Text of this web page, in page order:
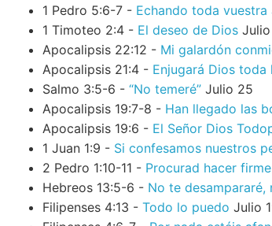
1 Pedro 5:6-7 - Echando toda vuestra
1 Timoteo 2:4 - El deseo de Dios
Apocalipsis 22:12 - Mi galardón
Apocalipsis 21:4 - Enjugará Dios toda
Salmo 3:5-6 - “No temeré” Julio 25
Apocalipsis 19:7-8 - Han llegado las
Apocalipsis 19:6 - El Señor Dios
1 Juan 1:9 - Si confesamos nuestros
2 Pedro 1:10-11 - Procurad hacer
Hebreos 13:5-6 - No te desampararé,
Filipenses 4:13 - Todo lo puedo Julio